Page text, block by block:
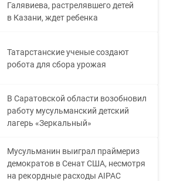
Галявиева, растрелявшего детей
в Казани, ждет ребенка
Татарстанские ученые создают
робота для сбора урожая
В Саратовской области возобновил
работу мусульманский детский
лагерь «Зеркальный»
Мусульманин выиграл праймериз
демократов в Сенат США, несмотря
на рекордные расходы AIPAC